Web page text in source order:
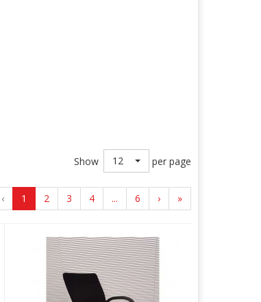
Show 12 per page
‹ 1 2 3 4 ... 6 › »